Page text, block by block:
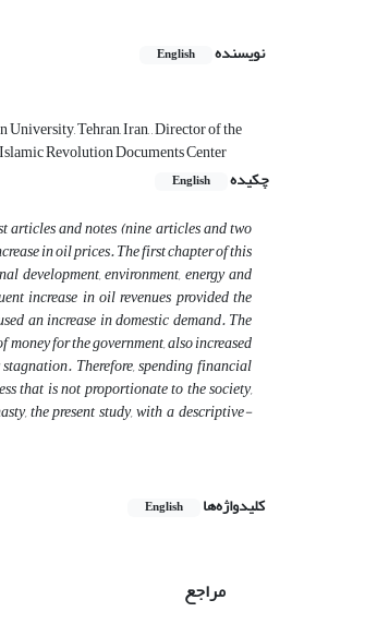
نویسنده English
Tehran, Iran, , Director of the
Revolution Documents Center
چکیده
English
articles and notes (nine articles and two
in oil prices. The first chapter of this
development, environment, energy and
increase in oil revenues provided the
an increase in domestic demand. The
for the government, also increased
Therefore, spending financial
that is not proportionate to the society,
the present study, with a descriptive-
کلیدواژه‌ها English
مراجع